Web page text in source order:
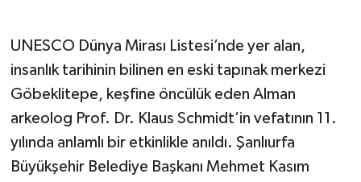
UNESCO Dünya Mirası Listesi’nde yer alan,
insanlık tarihinin bilinen en eski tapınak merkezi
Göbeklitepe, keşfine öncülük eden Alman
arkeolog Prof. Dr. Klaus Schmidt’in vefatının 11.
yılında anlamlı bir etkinlikle anıldı. Şanlıurfa
Büyükşehir Belediye Başkanı Mehmet Kasım